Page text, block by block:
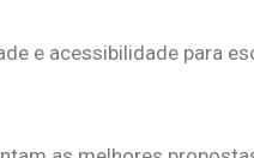
e acessibilidade para